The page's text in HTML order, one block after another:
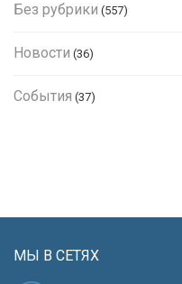
Без рубрики (557)
Новости (36)
События (37)
МЫ В СЕТЯХ